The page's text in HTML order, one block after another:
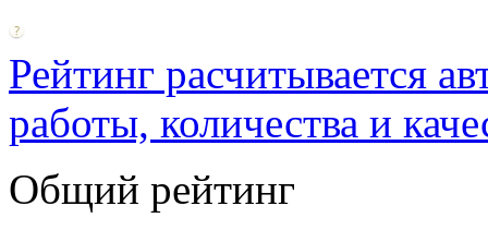
Рейтинг расчитывается
работы, количества и
Общий рейтинг